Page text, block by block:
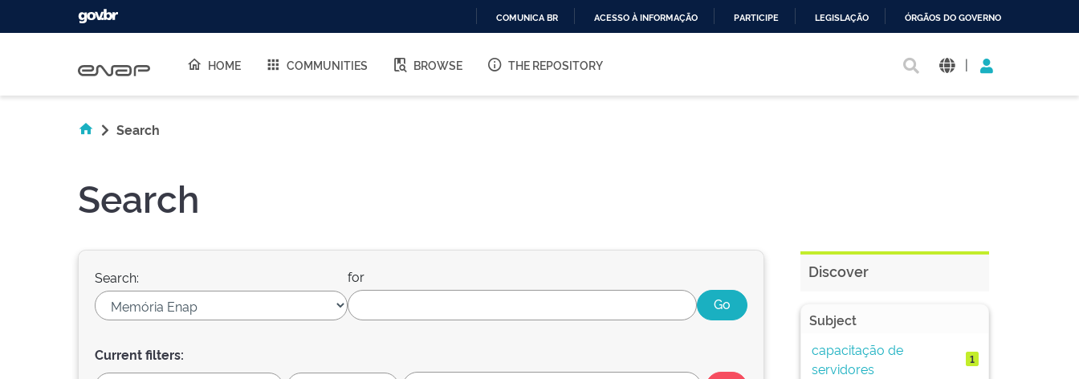
O
COMUNICA BR ACESSO À INFORMAÇÃO PARTICIPE LEGISLAÇÃO ÓRGÃOS DO GOVERNO
HOME COMMUNITIES BROWSE THE REPOSITORY |
Search
Search
Search: for
Current filters:
Discover
Subject
capacitação de
servidores
1